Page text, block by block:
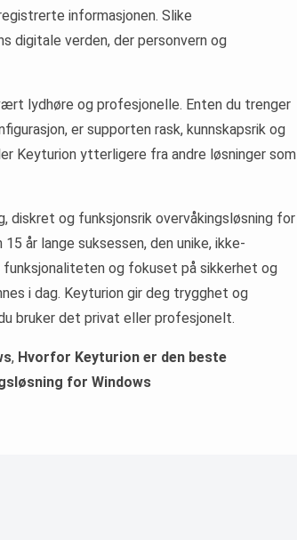
informasjonen. Slike
digitale verden, der personvern og
lydhøre og profesjonelle. Enten du trenger
er supporten rask, kunnskapsrik og
Keyturion ytterligere fra andre løsninger som
diskret og funksjonsrik overvåkingsløsning for
år lange suksessen, den unike, ikke-
og fokuset på sikkerhet og
i dag. Keyturion gir deg trygghet og
bruker det privat eller profesjonelt.
, Hvorfor Keyturion er den beste
for Windows